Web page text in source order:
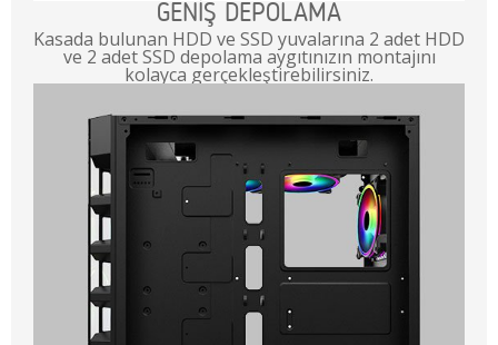
GENİŞ DEPOLAMA
Kasada bulunan HDD ve SSD yuvalarına 2 adet HDD
ve 2 adet SSD depolama aygıtınızın montajını
kolayca gerçekleştirebilirsiniz.